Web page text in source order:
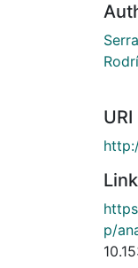
URI
p/